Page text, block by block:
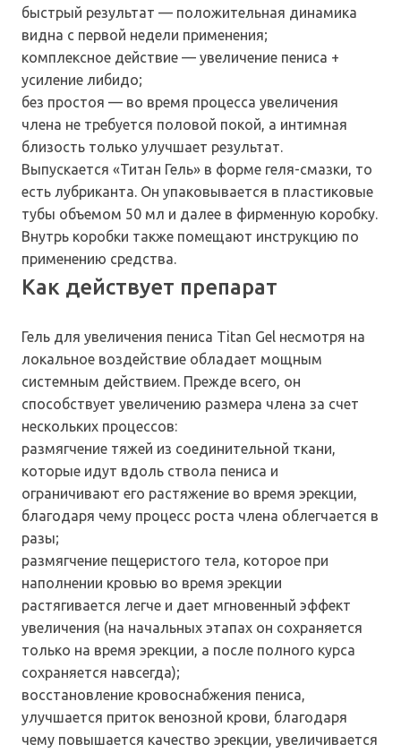
быстрый результат — положительная динамика
видна с первой недели применения;
комплексное действие — увеличение пениса +
усиление либидо;
без простоя — во время процесса увеличения
члена не требуется половой покой, а интимная
близость только улучшает результат.
Выпускается «Титан Гель» в форме геля-смазки, то
есть лубриканта. Он упаковывается в пластиковые
тубы объемом 50 мл и далее в фирменную коробку.
Внутрь коробки также помещают инструкцию по
применению средства.
Как действует препарат
Гель для увеличения пениса Titan Gel несмотря на
локальное воздействие обладает мощным
системным действием. Прежде всего, он
способствует увеличению размера члена за счет
нескольких процессов:
размягчение тяжей из соединительной ткани,
которые идут вдоль ствола пениса и
ограничивают его растяжение во время эрекции,
благодаря чему процесс роста члена облегчается в
разы;
размягчение пещеристого тела, которое при
наполнении кровью во время эрекции
растягивается легче и дает мгновенный эффект
увеличения (на начальных этапах он сохраняется
только на время эрекции, а после полного курса
сохраняется навсегда);
восстановление кровоснабжения пениса,
улучшается приток венозной крови, благодаря
чему повышается качество эрекции, увеличивается